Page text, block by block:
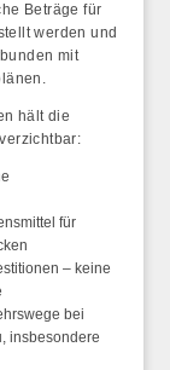
Beträge für
werden und
mit
.
hält die
für
– keine
bei
insbesondere